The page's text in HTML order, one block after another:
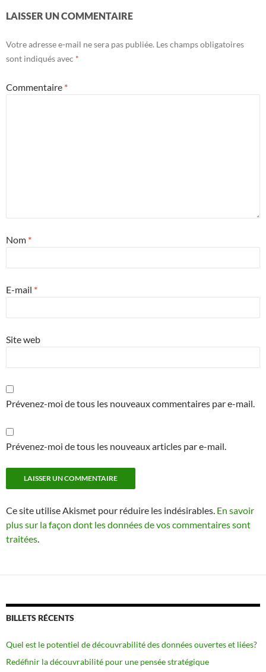
LAISSER UN COMMENTAIRE
Votre adresse e-mail ne sera pas publiée. Les champs obligatoires
sont indiqués avec *
Commentaire *
Nom *
E-mail *
Site web
Prévenez-moi de tous les nouveaux commentaires par e-mail.
Prévenez-moi de tous les nouveaux articles par e-mail.
Ce site utilise Akismet pour réduire les indésirables. En savoir
plus sur la façon dont les données de vos commentaires sont
traitées.
BILLETS RÉCENTS
Quel est le potentiel de découvrabilité des données ouvertes et liées?
Redéfinir la découvrabilité pour une pensée stratégique